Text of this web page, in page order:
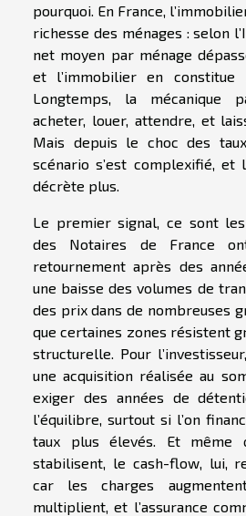
pourquoi. En France,
richesse des ménages : selon
net moyen par ménage
et l’immobilier en constitue
Longtemps, la mécanique
acheter, louer, attendre, et
Mais depuis le choc des
scénario s’est complexifié,
décrète plus.
Le premier signal, ce sont
des Notaires de France
retournement après des
une baisse des volumes de
des prix dans de nombreuses
que certaines zones résistent
structurelle. Pour
une acquisition réalisée au
exiger des années de
l’équilibre, surtout si l’on
taux plus élevés. Et même
stabilisent, le cash-flow, lui,
car les charges
multiplient, et l’assurance